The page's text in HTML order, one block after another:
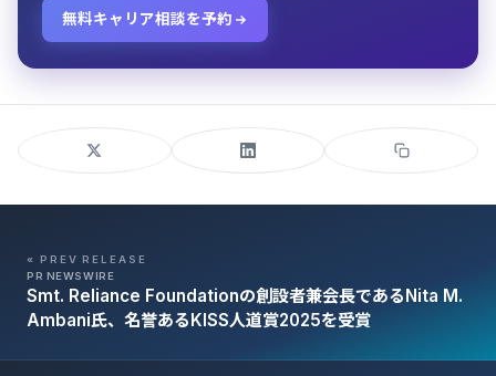
無料キャリア相談を予約
« PREV RELEASE
PR NEWSWIRE
Smt. Reliance Foundationの創設者兼会長であるNita M.
Ambani氏、名誉あるKISS人道賞2025を受賞